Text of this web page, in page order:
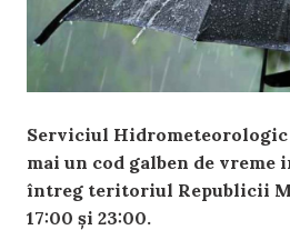
Serviciul Hidrometeorologic
mai un cod galben de vreme
întreg teritoriul Republicii
17:00 și 23:00.